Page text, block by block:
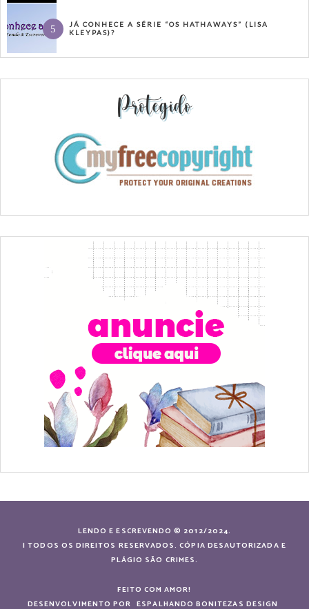
JÁ CONHECE A SÉRIE “OS HATHAWAYS” (LISA
KLEYPAS)?
Protegido
LENDO E ESCREVENDO © 2012/2024.
| TODOS OS DIREITOS RESERVADOS. CÓPIA DESAUTORIZADA E
PLÁGIO SÃO CRIMES.
FEITO COM AMOR!
DESENVOLVIMENTO POR ESPALHANDO BONITEZAS DESIGN